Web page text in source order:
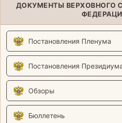
ДОКУМЕНТЫ ВЕРХОВНОГО
Постановления Пленума
Постановления
Обзоры
Бюллетень